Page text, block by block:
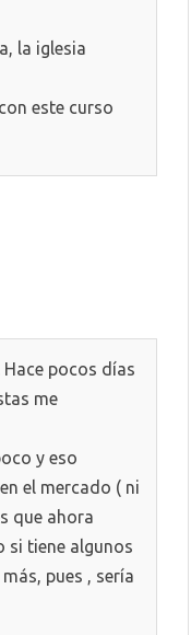
la iglesia
este curso
pocos días
me
y eso
el mercado ( ni
que ahora
si tiene algunos
pues , sería